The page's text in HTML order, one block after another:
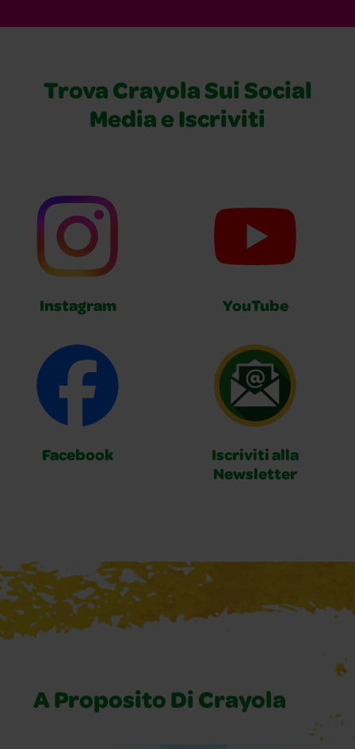
Trova Crayola Sui Social
Media e Iscriviti
Instagram YouTube
Facebook
Iscriviti alla
Newsletter
A Proposito Di Crayola